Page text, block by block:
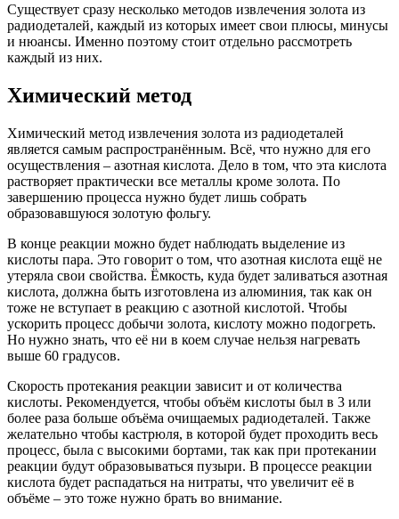
Существует сразу несколько методов извлечения золота из
радиодеталей, каждый из которых имеет свои плюсы, минусы
и нюансы. Именно поэтому стоит отдельно рассмотреть
каждый из них.
Химический метод
Химический метод извлечения золота из радиодеталей
является самым распространённым. Всё, что нужно для его
осуществления – азотная кислота. Дело в том, что эта кислота
растворяет практически все металлы кроме золота. По
завершению процесса нужно будет лишь собрать
образовавшуюся золотую фольгу.
В конце реакции можно будет наблюдать выделение из
кислоты пара. Это говорит о том, что азотная кислота ещё не
утеряла свои свойства. Ёмкость, куда будет заливаться азотная
кислота, должна быть изготовлена из алюминия, так как он
тоже не вступает в реакцию с азотной кислотой. Чтобы
ускорить процесс добычи золота, кислоту можно подогреть.
Но нужно знать, что её ни в коем случае нельзя нагревать
выше 60 градусов.
Скорость протекания реакции зависит и от количества
кислоты. Рекомендуется, чтобы объём кислоты был в 3 или
более раза больше объёма очищаемых радиодеталей. Также
желательно чтобы кастрюля, в которой будет проходить весь
процесс, была с высокими бортами, так как при протекании
реакции будут образовываться пузыри. В процессе реакции
кислота будет распадаться на нитраты, что увеличит её в
объёме – это тоже нужно брать во внимание.